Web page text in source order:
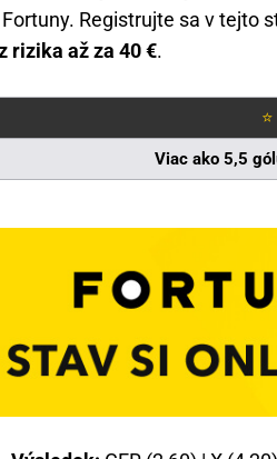
Registrujte sa v tejto
rizika až za 40 €.
⭐
Viac ako 5,5